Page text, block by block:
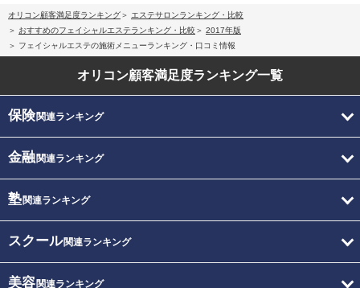
オリコン顧客満足度ランキング
エステサロンランキング・比較
おすすめのフェイシャルエステランキング・比較
2017年版
フェイシャルエステの施術メニューランキング・口コミ情報
オリコン顧客満足度ランキング一覧
保険関連ランキング
金融関連ランキング
塾関連ランキング
スクール関連ランキング
美容関連ランキング